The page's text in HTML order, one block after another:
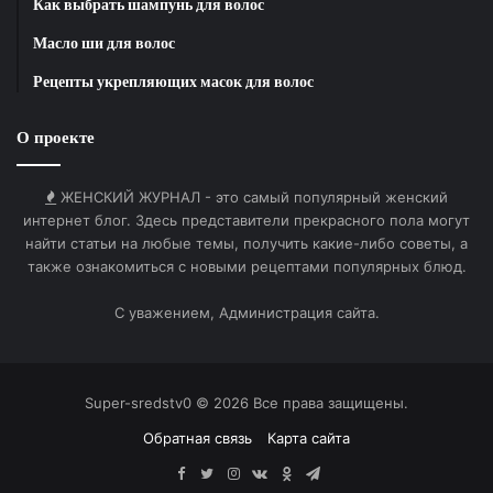
Клиентский
разработка
Руководителям цифровых продуктов стоит
текущих команд вместо бесконечного поиска
редких талантов на внешнем перегретом рынке.
Современный генеративный AI уже способен
написанию технической документации и генерации
жизни, существенно снижает риск того, что
ведущий системный аналитик или проектный
Как выбрать шампунь для волос
Масло ши для волос
Рецепты укрепляющих масок для волос
О проекте
ЖЕНСКИЙ ЖУРНАЛ - это самый популярный женский
интернет блог. Здесь представители прекрасного пола могут
найти статьи на любые темы, получить какие-либо советы, а
также ознакомиться с новыми рецептами популярных блюд.
С уважением, Администрация сайта.
Super-sredstv0 © 2026 Все права защищены.
Обратная связь
Карта сайта
Facebook
TwitterInstagram
vk.comОдноклассники
Telegram